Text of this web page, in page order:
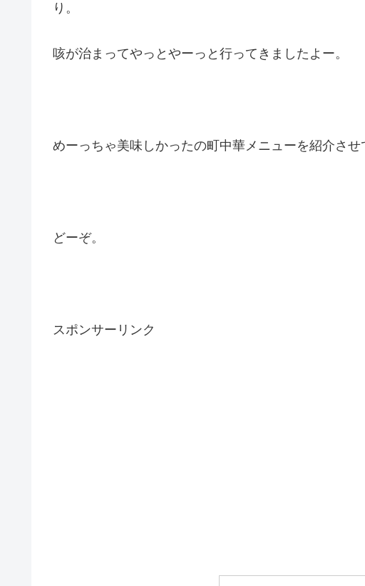
り。
咳が治まってやっとやーっと行ってきましたよー。
めーっちゃ美味しかったの町中華メニューを紹介させ
どーぞ。
スポンサーリンク